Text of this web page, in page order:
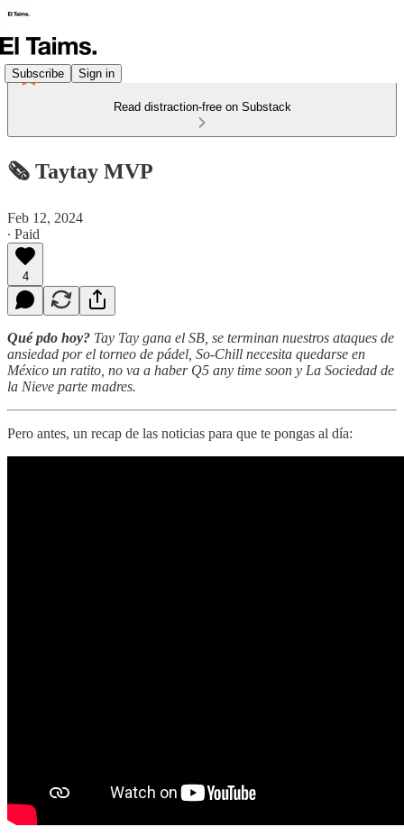
Subscribe Sign in
Read distraction-free on Substack
🗞️ Taytay MVP
Feb 12, 2024
∙ Paid
4
Qué pdo hoy? Tay Tay gana el SB, se terminan nuestros ataques de
ansiedad por el torneo de pádel, So-Chill necesita quedarse en
México un ratito, no va a haber Q5 any time soon y La Sociedad de
la Nieve parte madres.
Pero antes, un recap de las noticias para que te pongas al día: